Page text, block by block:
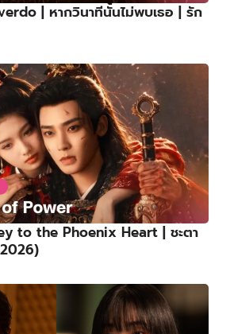
| หากวินาทีนั้นไม่พบเธอ | รัก
to the Phoenix Heart | ชะตา